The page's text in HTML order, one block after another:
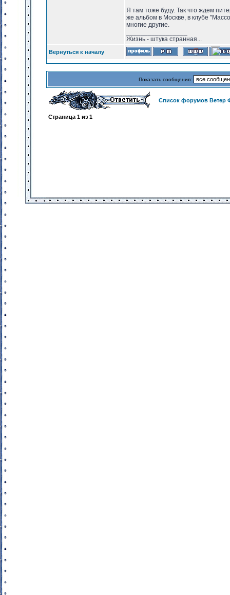
Я там тоже буду. Так что ждем
же альбом в Москве, в клубе
многие другие.
Жизнь - штука странная...
Вернуться к началу
Показать сообщения:
Список форумов Ветер
Страница 1 из 1